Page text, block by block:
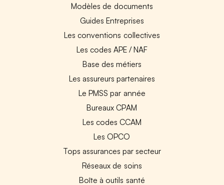
Modèles de documents
Guides Entreprises
Les conventions collectives
Les codes APE / NAF
Base des métiers
Les assureurs partenaires
Le PMSS par année
Bureaux CPAM
Les codes CCAM
Les OPCO
Tops assurances par secteur
Réseaux de soins
Boîte à outils santé